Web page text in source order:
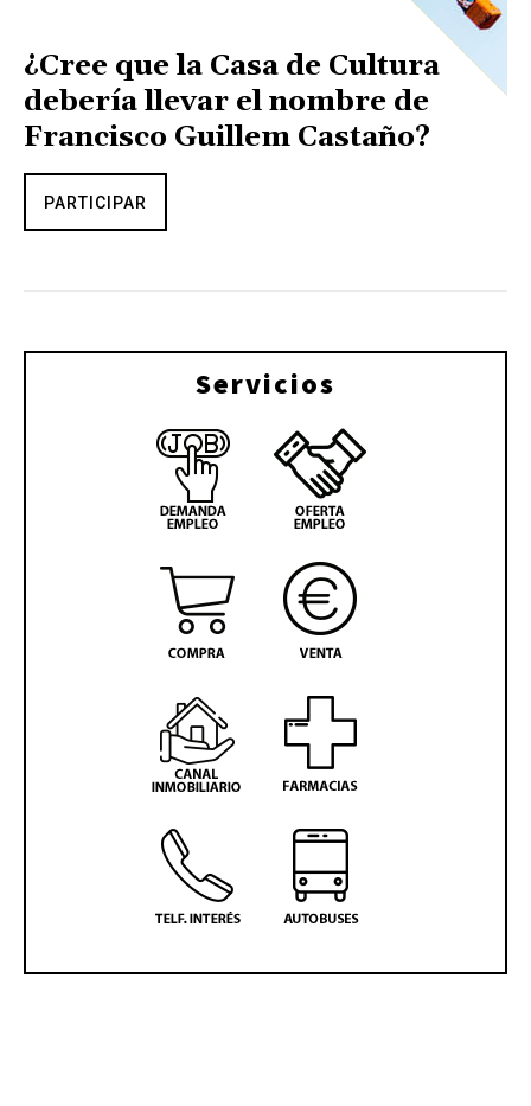
¿Cree que la Casa de Cultura
debería llevar el nombre de
Francisco Guillem Castaño?
PARTICIPAR
Servicios